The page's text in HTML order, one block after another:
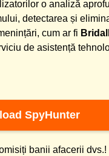
o analiză
detectarea și
cum ar fi
de asistență
SpyHunter
banii afacerii dvs.!